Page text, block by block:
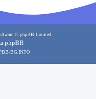
© phpBB Limited
phpBB
BG.INFO